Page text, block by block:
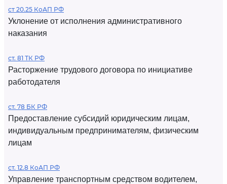
ст 20.25 КоАП РФ
Уклонение от исполнения административного
наказания
ст. 81 ТК РФ
Расторжение трудового договора по инициативе
работодателя
ст. 78 БК РФ
Предоставление субсидий юридическим лицам,
индивидуальным предпринимателям, физическим
лицам
ст. 12.8 КоАП РФ
Управление транспортным средством водителем,